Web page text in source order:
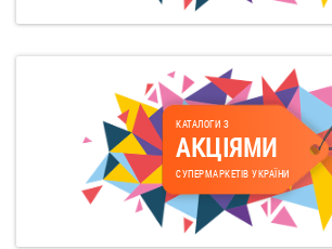
КАТАЛОГИ З
АКЦІЯМИ
СУПЕРМАРКЕТІВ УКРАЇНИ